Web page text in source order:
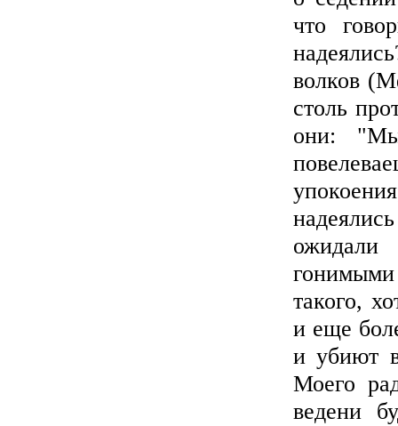
что
волков
столь
они:
такого,
и еще
и убиют
Моего
ведени